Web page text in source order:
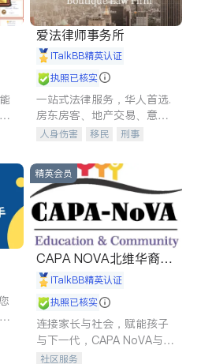
爱法律师事务所
iTalkBB精英认证
执照已核实
一站式法律服务，华人首选.
房东房客、地产交易、意外
伤害、车祸重伤、商业诉
建筑合同、刑事案件全包办
人身伤害 移民
刑事
信托/遗嘱
商业
索赔
律师-其它 保释
精英会员
CAPA NOVA北维华裔家
长会iTalkBB精英认证
执照已核实
连接家长与社会，赋能孩子
与下一代，CAPA NoVA与您
携手建设包容、公平、充满
社区服务